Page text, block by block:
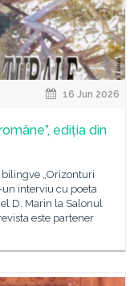
16 Jun 2026
ediția din
„Orizonturi
interviu cu poeta
D. Marin la Salonul
este partener